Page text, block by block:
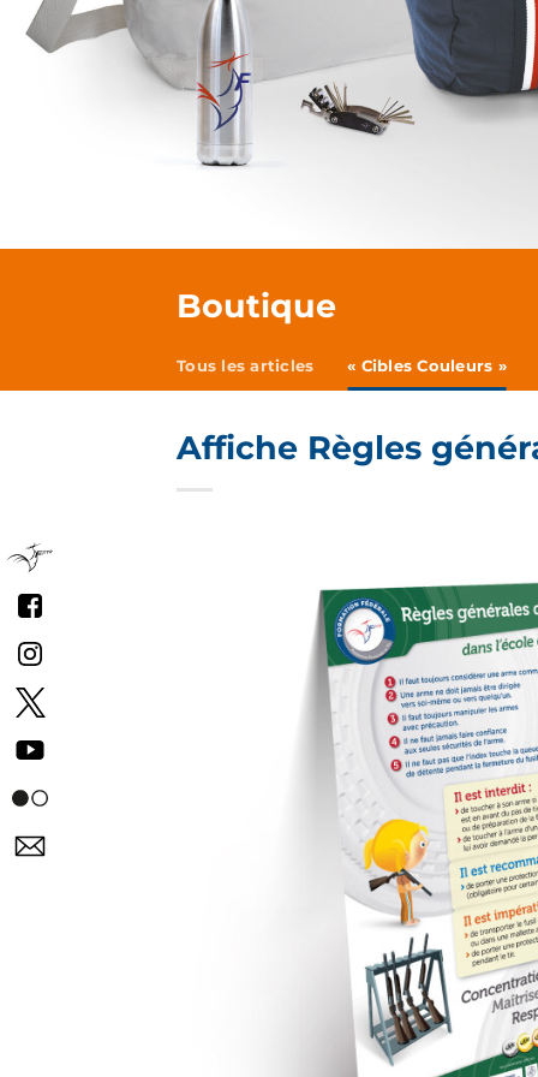
Boutique
Tous les articles « Cibles Couleurs »
Affiche Règles